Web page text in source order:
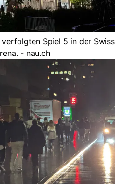
verfolgten Spiel 5 in der Swiss
- nau.ch